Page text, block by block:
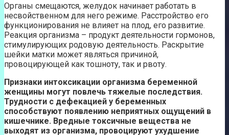
Органы смещаются, желудок начинает работать в
несвойственном для него режиме. Расстройство его
функционирования не влияет на плод, его развитие.
Реакция организма – продукт деятельности гормонов,
стимулирующих родовую деятельность. Раскрытие
шейки матки может являться причиной,
провоцирующей как тошноту, так и рвоту.
Признаки интоксикации организма беременной
женщины могут повлечь тяжелые последствия.
Трудности с дефекацией у беременных
способствуют появлению неприятных ощущений в
кишечнике. Вредные токсичные вещества не
выходят из организма, провоцируют ухудшение